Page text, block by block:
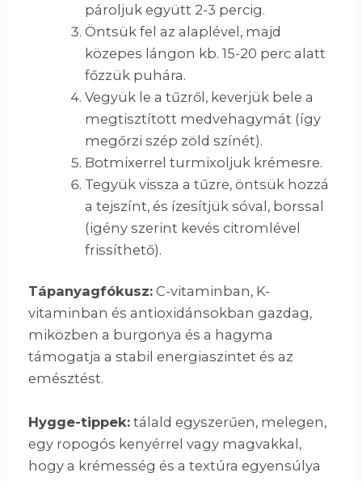
pároljuk együtt 2-3 percig.
Öntsük fel az alaplével, majd
közepes lángon kb. 15-20 perc alatt
főzzük puhára.
Vegyük le a tűzről, keverjük bele a
megtisztított medvehagymát (így
megőrzi szép zöld színét).
Botmixerrel turmixoljuk krémesre.
Tegyük vissza a tűzre, öntsük hozzá
a tejszínt, és ízesítjük sóval, borssal
(igény szerint kevés citromlével
frissíthető).
Tápanyagfókusz: C-vitaminban, K-
vitaminban és antioxidánsokban gazdag,
miközben a burgonya és a hagyma
támogatja a stabil energiaszintet és az
emésztést.
Hygge-tippek: tálald egyszerűen, melegen,
egy ropogós kenyérrel vagy magvakkal,
hogy a krémesség és a textúra egyensúlya